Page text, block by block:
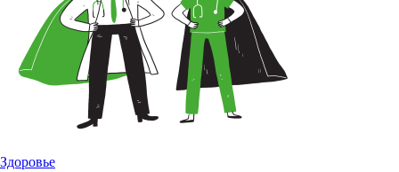
Здоровье